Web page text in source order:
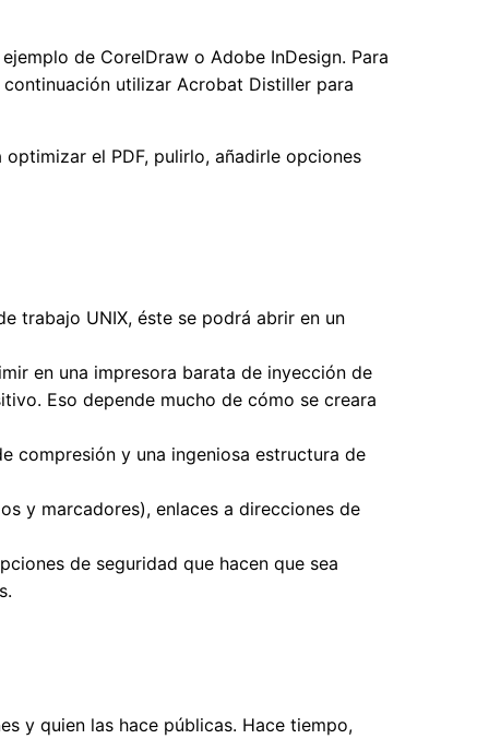
de CorelDraw o Adobe InDesign. Para
utilizar Acrobat Distiller para
el PDF, pulirlo, añadirle opciones
trabajo UNIX, éste se podrá abrir en un
en una impresora barata de inyección de
Eso depende mucho de cómo se creara
compresión y una ingeniosa estructura de
y marcadores), enlaces a direcciones de
de seguridad que hacen que sea
y quien las hace públicas. Hace tiempo,